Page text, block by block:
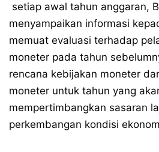
setiap awal tahun anggaran,
menyampaikan informasi
memuat evaluasi terhadap
moneter pada tahun
rencana kebijakan moneter
moneter untuk tahun yang
mempertimbangkan sasaran
perkembangan kondisi